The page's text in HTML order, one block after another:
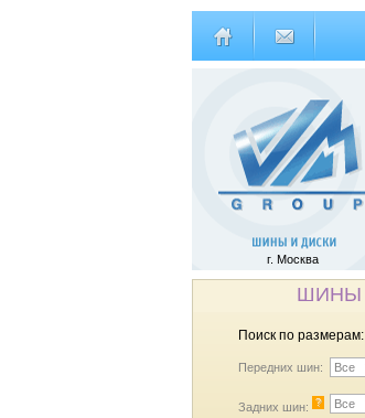
г. Москва
ШИНЫ
Поиск по размерам:
Передних шин: Все
Задних шин: ? Все